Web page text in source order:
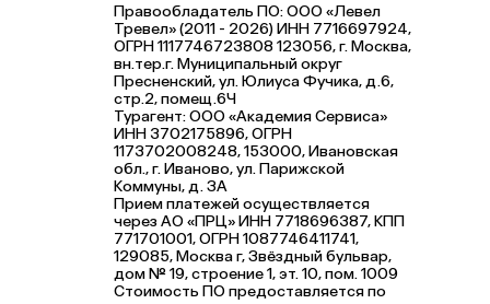
Правообладатель ПО: ООО «Левел
Тревел» (2011 - 2026) ИНН 7716697924,
ОГРН 1117746723808 123056, г. Москва,
вн.тер.г. Муниципальный округ
Пресненский, ул. Юлиуса Фучика, д.6,
стр.2, помещ.6Ч
Турагент: ООО «Академия Сервиса»
ИНН 3702175896, ОГРН
1173702008248, 153000, Ивановская
обл., г. Иваново, ул. Парижской
Коммуны, д. ЗА
Прием платежей осуществляется
через АО «ПРЦ» ИНН 7718696387, КПП
771701001, ОГРН 1087746411741,
129085, Москва г, Звёздный бульвар,
дом № 19, строение 1, эт. 10, пом. 1009
Стоимость ПО предоставляется по